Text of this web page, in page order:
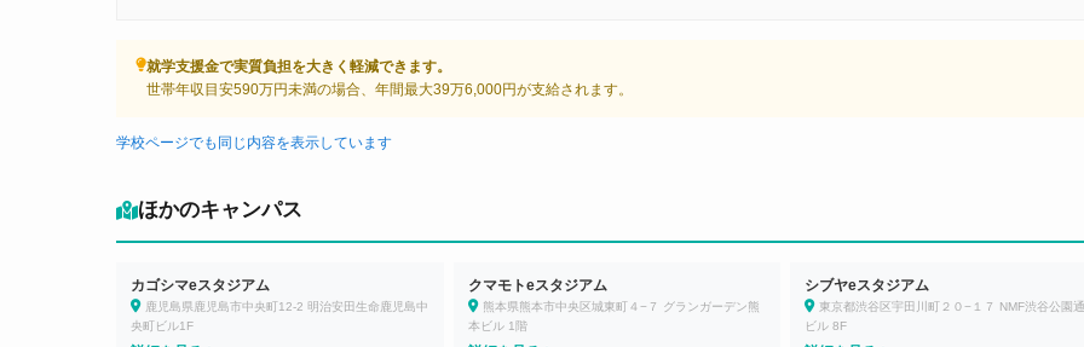
就学支援金で実質負担を大きく軽減できます。
世帯年収目安590万円未満の場合、年間最大39万6,000円が支給されます。
学校ページでも同じ内容を表示しています
ほかのキャンパス
カゴシマeスタジアム
鹿児島県鹿児島市中央町12-2 明治安田生命鹿児島中
央町ビル1F
クマモトeスタジアム
熊本県熊本市中央区城東町４−７ グランガーデン熊
本ビル 1階
シブヤeスタジアム
東京都渋谷区宇田川町２０−１７ NMF渋谷公園
ビル 8F